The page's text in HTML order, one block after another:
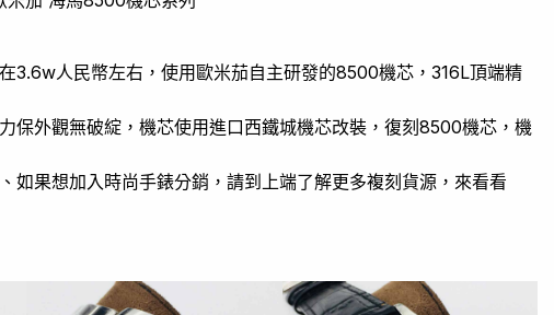
3.6w人民幣左右，使用歐米茄自主研發的8500機芯，316L頂端精
保外觀無破綻，機芯使用進口西鐵城機芯改裝，復刻8500機芯，機
如果想加入時尚手錶分銷，請到上端了解更多複刻貨源，來看看